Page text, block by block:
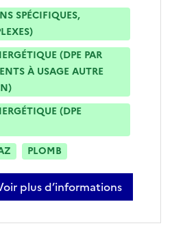
SPÉCIFIQUES,
(DPE PAR
À USAGE AUTRE
(DPE
PLOMB
plus d’informations
thibault barre